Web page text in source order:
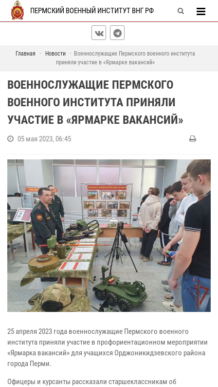
ПЕРМСКИЙ ВОЕННЫЙ ИНСТИТУТ ВНГ РФ
Главная Новости
Военнослужащие Пермского военного института
приняли участие в «Ярмарке вакансий»
ВОЕННОСЛУЖАЩИЕ ПЕРМСКОГО
ВОЕННОГО ИНСТИТУТА ПРИНЯЛИ
УЧАСТИЕ В «ЯРМАРКЕ ВАКАНСИЙ»
05 мая 2023, 06:45
25 апреля 2023 года военнослужащие Пермского военного
института приняли участие в профориентационном мероприятии
«Ярмарка вакансий» для учащихся Орджоникидзевского района
города Перми.
Офицеры и курсанты рассказали старшеклассникам об